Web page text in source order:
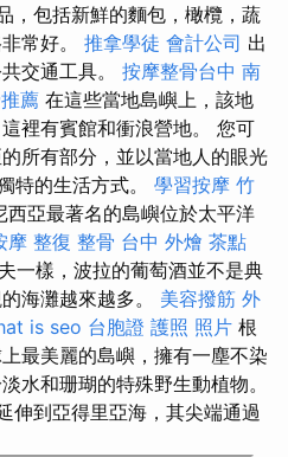
，包括新鮮的麵包，橄欖，蔬
常好。 推拿學徒 會計公司 出
交通工具。 按摩整骨台中 南
薦 在這些當地島嶼上，該地
裡有賓館和衝浪營地。 您可
所有部分，並以當地人的眼光
特的生活方式。 學習按摩 竹
西亞最著名的島嶼位於太平洋
摩 整復 整骨 台中 外燴 茶點
一樣，波拉的葡萄酒並不是典
海灘越來越多。 美容撥筋 外
is seo 台胞證 護照 照片 根
最美麗的島嶼，擁有一塵不染
水和珊​​瑚的特殊野生動植物。
伸到亞得里亞海，其尖端通過